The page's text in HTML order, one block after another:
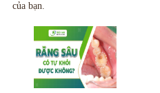
của bạn.